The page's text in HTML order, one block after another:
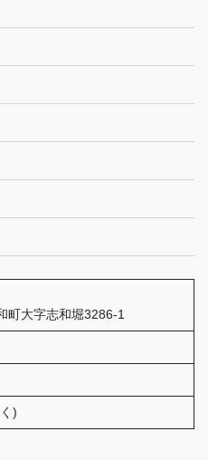
町大字志和堀3286-1
)